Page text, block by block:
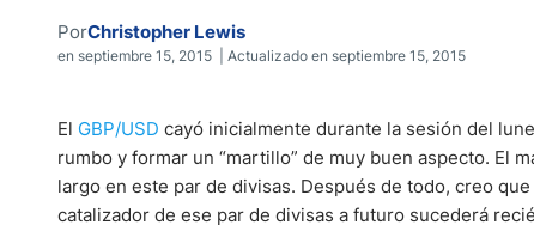
Costa Rica
Guatemala
Cuba
El Salvador
Materias Primas
Oro (XAU/USD)
Plata
Petróleo WTI
Todas las
Indices
Por qué confiar en nosotros
PorChristopher Lewis
en septiembre 15, 2015 | Actualizado en septiembre 15, 2015
El GBP/USD cayó inicialmente durante la sesión del
rumbo y formar un “martillo” de muy buen aspecto. El
largo en este par de divisas. Después de todo, creo
catalizador de ese par de divisas a futuro sucederá